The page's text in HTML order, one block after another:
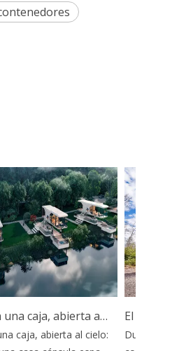
Llegué en una caja, abierta al cielo: mi vida en una casa cápsula espacial
caja, abierta al cielo:
Durante